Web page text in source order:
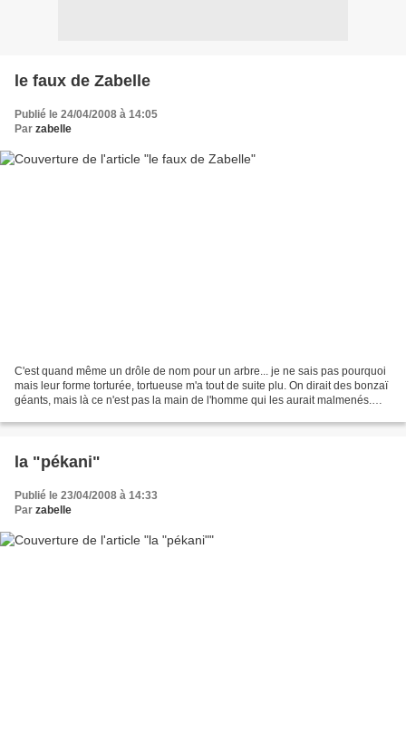
le faux de Zabelle
Publié le 24/04/2008 à 14:05
Par zabelle
C'est quand même un drôle de nom pour un arbre... je ne sais pas pourquoi
mais leur forme torturée, tortueuse m'a tout de suite plu. On dirait des bonzaï
géants, mais là ce n'est pas la main de l'homme qui les aurait malmenés.
la "pékani"
Publié le 23/04/2008 à 14:33
Par zabelle